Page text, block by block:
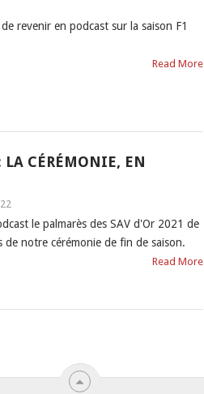
revenir en podcast sur la saison F1
Read More
LA CÉRÉMONIE, EN
le palmarès des SAV d'Or 2021 de
de notre cérémonie de fin de saison.
Read More